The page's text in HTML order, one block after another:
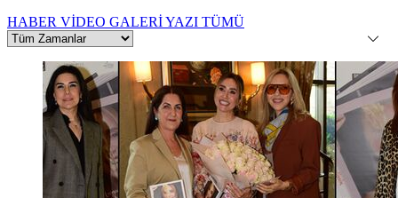
HABER VİDEO GALERİYAZI TÜMÜ